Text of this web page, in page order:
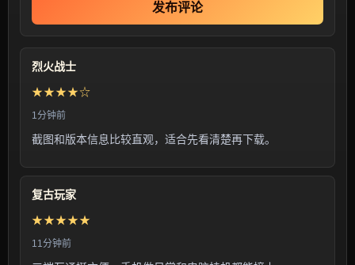
发布评论
烈火战士
★★★★☆
1分钟前
截图和版本信息比较直观，适合先看清楚再下载。
复古玩家
★★★★★
11分钟前